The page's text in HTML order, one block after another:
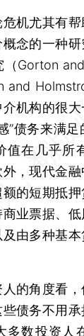
尤其有帮
念的一种
Gorton
and
机构的很
”债务来满
值在几乎所
，现代金
的短期抵
业票据、
由多种基
角度看，
债务不用
多数投资人